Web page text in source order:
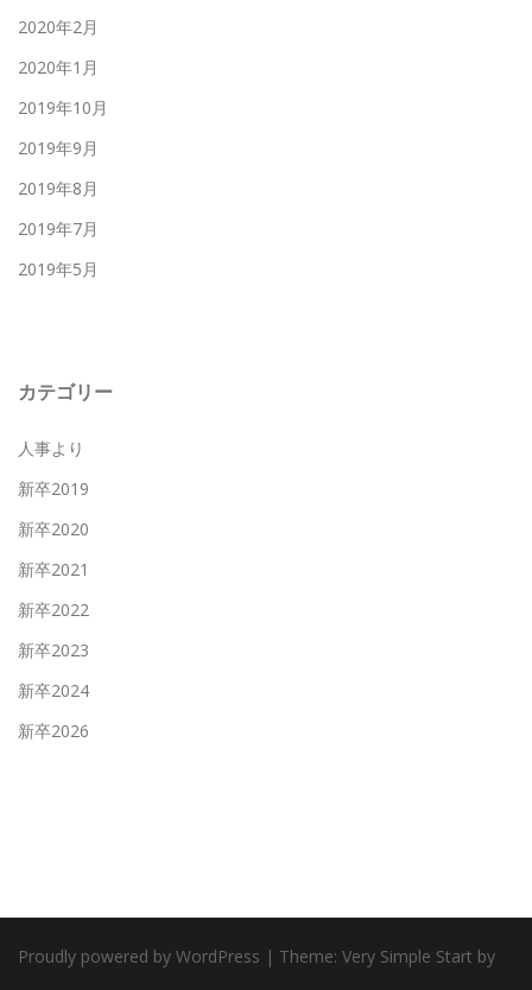
2020年2月
2020年1月
2019年10月
2019年9月
2019年8月
2019年7月
2019年5月
カテゴリー
人事より
新卒2019
新卒2020
新卒2021
新卒2022
新卒2023
新卒2024
新卒2026
Proudly powered by WordPress | Theme: Very Simple Start by